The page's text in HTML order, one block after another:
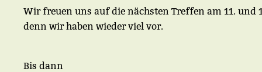
Wir freuen uns auf die nächsten Treffen am 11. und
denn wir haben wieder viel vor.
Bis dann